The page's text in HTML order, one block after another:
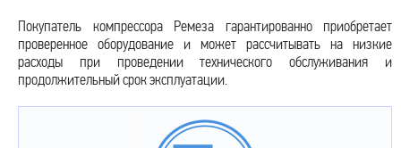
Покупатель компрессора Ремеза гарантированно приобретает
проверенное оборудование и может рассчитывать на низкие
расходы при проведении технического обслуживания и
продолжительный срок эксплуатации.